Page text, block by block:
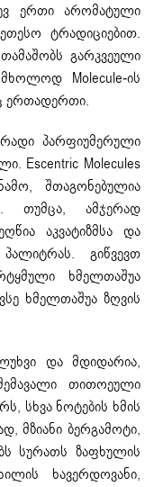
ერთი არომატული
ტრადიციებით.
გარკვეული
Molecule-ის
ერთადერთი.
პარფიუმერული
Escentric Molecules
შთაგონებულია
თუმცა, ამჯერად
აკვატიზმსა და
გიწვევთ
ხმელთაშუა
ხმელთაშუა ზღვის
და მდიდარია,
თითოეული
სხვა ნოტების ხმის
მზიანი ბერგამოტი,
სურათს ზაფხულის
ხავერდოვანი,